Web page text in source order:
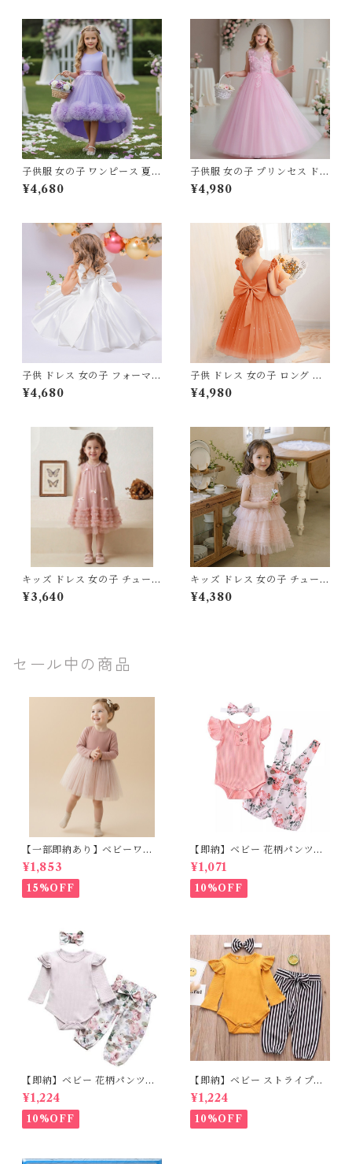
子供服 女の子 ワンピース 夏服
プリンセス ドレス チュール レ
ース フリル フィッシュテール
0 130 140 150 cm ホワイト
ピンク レッド パープル グリー
ン スモーキーピンク 発表会 結
婚式 ピアノ 演奏会 舞台 キッ
¥4,680
子供服 女の子 プリンセス ドレ
ス チュール レース フリル ロ
ングドレス 120 130 140 150
ー 発表会 結婚式 ピアノ 演奏
会 キッズ ジュニア
¥4,980
子供 ドレス 女の子 フォーマル
プリンセス タフタ サテン ワン
ピース リボン 70 80 90 100
ン レッド 白 紺 赤 2026 夏服
新作 韓国子供服 発表会 結婚式
結婚式お呼ばれ 誕生日 バース
デーフォト 七五三 ベビー服 ジ
ュニア
¥4,680
子供 ドレス 女の子 ロング プ
リンセス フォーマル チュール
ワンピース 100 110 120 130 1
リーン ブラック オレンジ ベー
ジュ お呼ばれ 結婚式 発表会
演奏会 誕生日 バースデー パー
ティー 七五三 キッズドレス 2
026 夏 新作
¥4,980
キッズ ドレス 女の子 チュール
ワンピース リボン ノースリー
ブ 発表会 結婚式 子供服 夏 80
¥3,640
キッズ ドレス 女の子 チュール
フリル ティアードフリル ワン
ピース フェミニン フォーマル
¥4,380
セール中の商品
【一部即納あり】ベビーワン
ピース 星柄ラメ チュール ベビ
ー服 写真撮影 子供服 フリル
チュール 女の子 秋冬 春服 セ
レモニードレス 新生児 お宮参
0 80 90 100 110cm
¥1,853
15%OFF
【即納】ベビー 花柄パンツ&
フリルロンパースset＋ヘッド
バンド 3点セット☆女の子 フ
ェミニン 90㎝
¥1,071
10%OFF
【即納】ベビー 花柄パンツ&
ロンパースset＋ヘッドバンド
3点セット☆女の子 フェミニン
80cm
¥1,224
10%OFF
【即納】ベビー ストライプパ
ンツ&フリルロンパースset＋
ヘッドバンド 3点セット☆女の
子 マニッシュ 80㎝
¥1,224
10%OFF